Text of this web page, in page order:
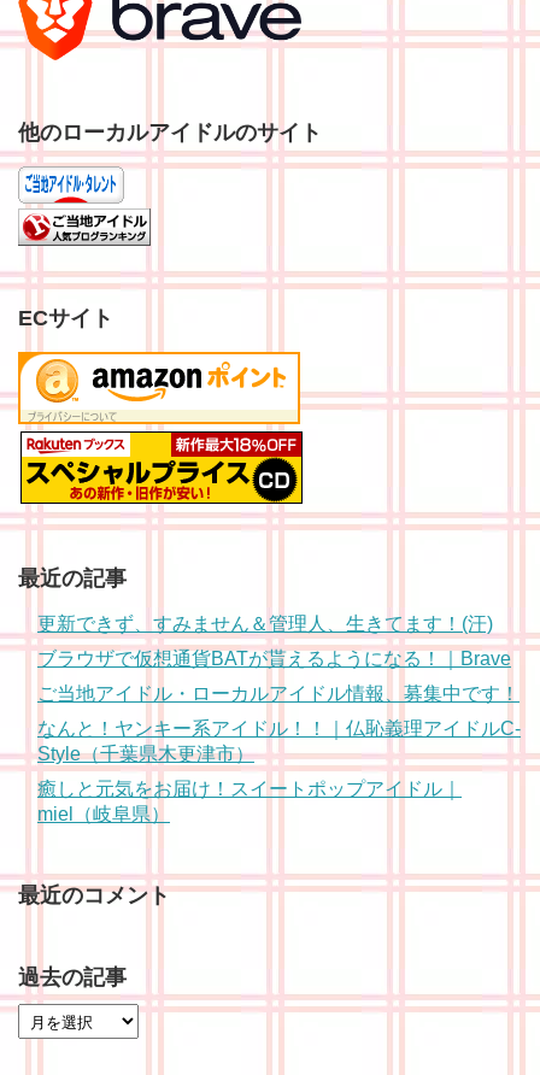
他のローカルアイドルのサイト
ECサイト
最近の記事
更新できず、すみません＆管理人、生きてます！(汗)
ブラウザで仮想通貨BATが貰えるようになる！｜Brave
ご当地アイドル・ローカルアイドル情報、募集中です！
なんと！ヤンキー系アイドル！！｜仏恥義理アイドルC-
Style（千葉県木更津市）
癒しと元気をお届け！スイートポップアイドル｜
miel（岐阜県）
最近のコメント
過去の記事